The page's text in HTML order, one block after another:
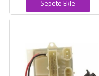
Sepete Ekle